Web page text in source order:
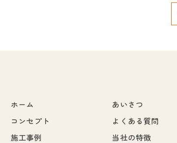
ホーム
コンセプト
施工事例
あいさつ
よくある質問
当社の特徴